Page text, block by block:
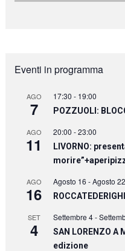
Eventi in programma
AGO
7
17:30 - 19:00
POZZUOLI:
AGO
11
20:00 -23:00
LIVORNO:
AGO
16
Agosto 16 -Agosto 22
SET
4
Settembre 4-
SAN LORENZO A
edizione